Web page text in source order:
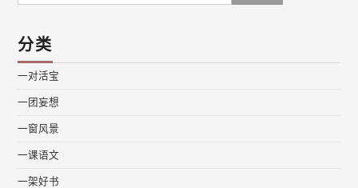
分类
一对活宝
一团妄想
一窗风景
一课语文
一架好书